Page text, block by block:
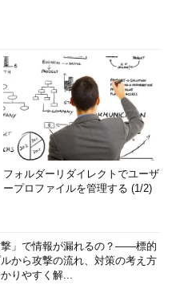
フォルダーリダイレクトでユーザ
ープロファイルを管理する (1/2)
撃」で情報が漏れるの？――標的
から攻撃の流れ、対策の考え方
りやすく解...